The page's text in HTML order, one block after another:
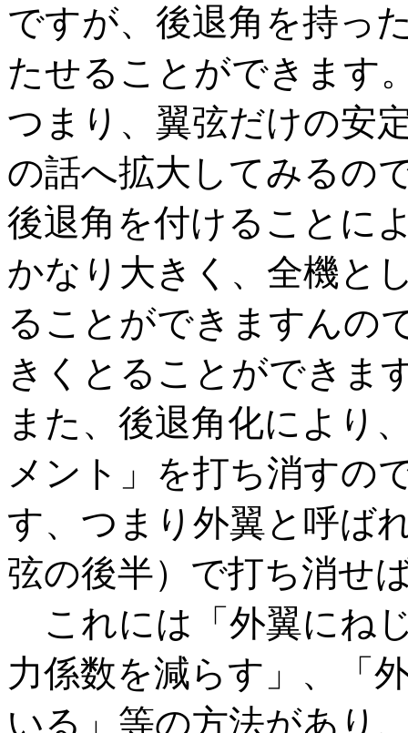
ですが、後退角を持っ
たせることができます
つまり、翼弦だけの安
の話へ拡大してみるの
後退角を付けることに
かなり大きく、全機と
ることができますんの
きくとることができま
また、後退角化により
メント」を打ち消すの
す、つまり外翼と呼ば
弦の後半）で打ち消せ
これには「外翼にね
力係数を減らす」、「
いる」等の方法があり